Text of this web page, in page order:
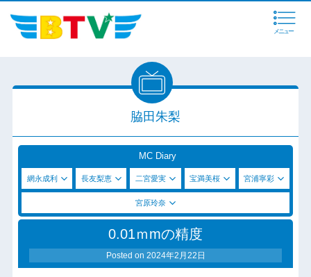
メニュー
脇田朱梨
MC Diary
網永成利 長友梨恵 二宮愛実 宝満美桜 宮浦寧彩
宮原玲奈
0.01ｍmの精度
Posted on 2024年2月22日